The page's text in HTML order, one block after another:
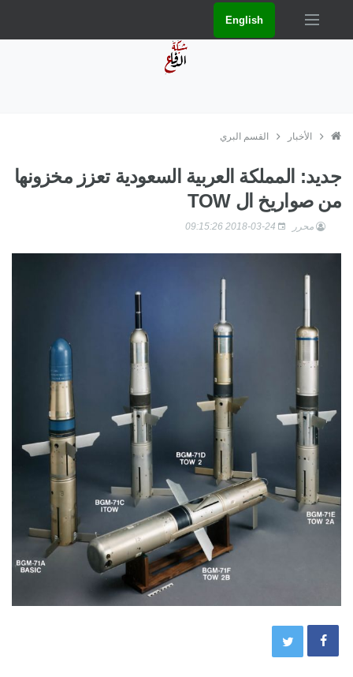
English
الأخبار القسم البري
جديد: المملكة العربية السعودية تعزز مخزونها
من صواريخ ال TOW
محرر